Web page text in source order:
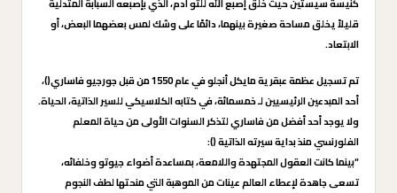
كنيسة سيستين حيث خلق إصبع الله للتو آدم، الذي بإصبعه السبابة المتدلية
قليلاً يخلق مساحة صغيرة بينهما، دائمًا على وشك لمس بعضهما البعض، أو
الابتعاد.
تم تسجيل عظمة عبقرية مايكل أنجلو في عام 1550 من قبل جورجيو فاساري()،
أحد المبدعين الرئيسيين لـ خمسمائة، في كتابه الكلاسيكي للسير الذاتية، الحياة.
ولا يوجد أحد أفضل من فاساري لتذكر السنوات الأولى من حياة المعلم
الفلورنسي منذ بداية سيرته الذاتية ():
“بينما كانت العقول المجتهدة واللامعة، بمساعدة أضواء جيوتو وخلفائه،
تسعى جاهدة لإعطاء العالم عينات من الموهبة التي منحتها لطف النجوم